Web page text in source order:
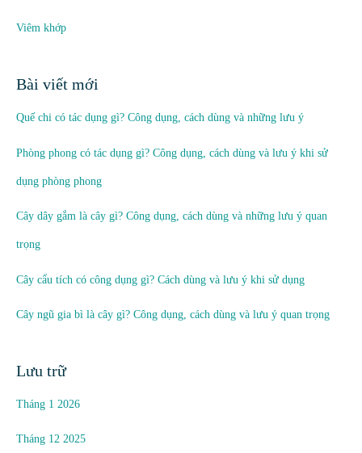
Viêm khớp
Bài viết mới
Quế chi có tác dụng gì? Công dụng, cách dùng và những lưu ý
Phòng phong có tác dụng gì? Công dụng, cách dùng và lưu ý khi sử
dụng phòng phong
Cây dây gắm là cây gì? Công dụng, cách dùng và những lưu ý quan
trọng
Cây cẩu tích có công dụng gì? Cách dùng và lưu ý khi sử dụng
Cây ngũ gia bì là cây gì? Công dụng, cách dùng và lưu ý quan trọng
Lưu trữ
Tháng 1 2026
Tháng 12 2025